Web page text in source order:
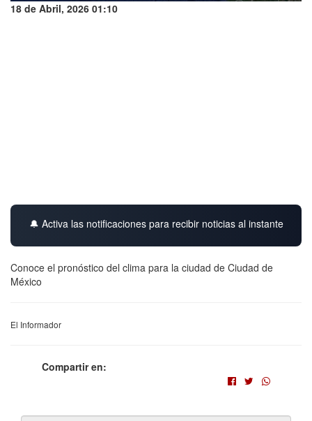
18 de Abril, 2026 01:10
🔔 Activa las notificaciones para recibir noticias al instante
Conoce el pronóstico del clima para la ciudad de Ciudad de
México
El Informador
Compartir en: